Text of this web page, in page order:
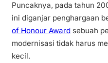
Puncaknya, pada tahun
ini diganjar penghargaan
of Honour Award sebuah
modernisasi tidak harus
kecil.